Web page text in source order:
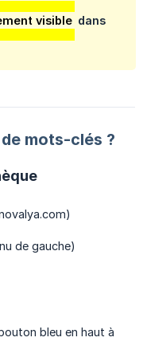
visible dans
mots-clés ?
de gauche)
bleu en haut à